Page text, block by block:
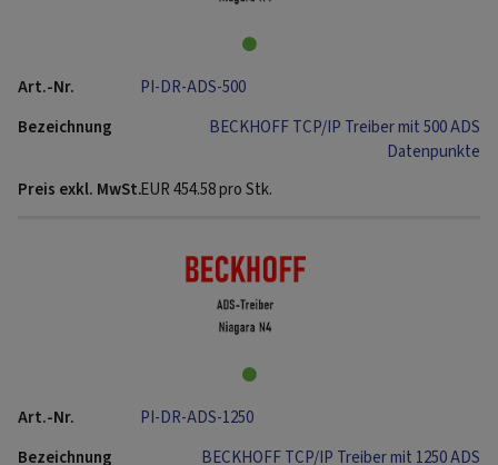
PI-DR-ADS-500
BECKHOFF TCP/IP Treiber mit 500 ADS
Datenpunkte
EUR454.58pro Stk.
PI-DR-ADS-1250
BECKHOFF TCP/IP Treiber mit 1250 ADS